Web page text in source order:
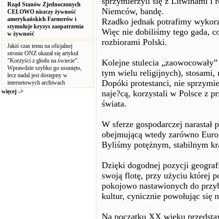
Rząd Stanów Zjednoczonych
CELOWO niszczy żywność
amerykańskich Farmerów i
stymuluje kryzys zaopatrzenia
w żywność
Jakiś czas temu na oficjalnej
stronie ONZ ukazał się artykuł
"Korzyści z głodu na świecie".
Wprawdzie szybko go usunięto,
lecz nadal jest dostępny w
internetowych archiwach
więcej ->
Niemców, bandę.
Rzadko jednak potrafimy
Więc nie dobiliśmy tego gada,
rozbiorami Polski.
Kolejne stulecia
tym wielu religijnych), stosami,
Dopóki protestanci, nie
naje?cą, korzystali w Polsce z
świata.
W sferze gospodarczej narastał
obejmującą wtedy zarówno
Byliśmy potężnym, stabilnym
Dzięki dogodnej pozycji
swoją flotę, przy użyciu której
pokojowo nastawionych do
kultur, cynicznie powołując się
Na początku XX wieku